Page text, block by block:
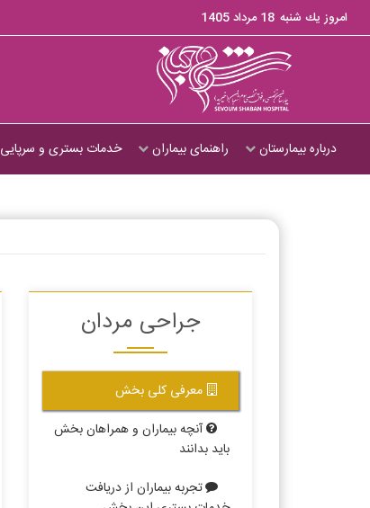
امروز يك شنبه 18 مرداد 1405
درباره بیمارستان راهنمای بیماران خدمات بستری و سرپایی
جراحی مردان
معرفی کلی بخش
آنچه بیماران و همراهان بخش
باید بدانند
تجربه بیماران از دریافت